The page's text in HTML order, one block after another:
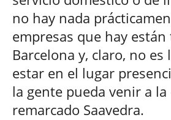
no hay nada
empresas que hay están
Barcelona y, claro, no
estar en el lugar
la gente pueda venir a la
remarcado Saavedra.